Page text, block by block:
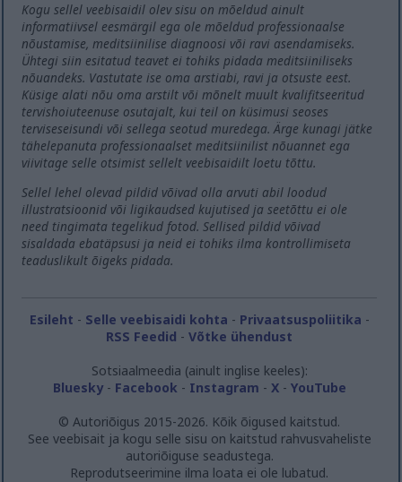
Kogu sellel veebisaidil olev sisu on mõeldud ainult
informatiivsel eesmärgil ega ole mõeldud professionaalse
nõustamise, meditsiinilise diagnoosi või ravi asendamiseks.
Ühtegi siin esitatud teavet ei tohiks pidada meditsiiniliseks
nõuandeks. Vastutate ise oma arstiabi, ravi ja otsuste eest.
Küsige alati nõu oma arstilt või mõnelt muult kvalifitseeritud
tervishoiuteenuse osutajalt, kui teil on küsimusi seoses
terviseseisundi või sellega seotud muredega. Ärge kunagi jätke
tähelepanuta professionaalset meditsiinilist nõuannet ega
viivitage selle otsimist sellelt veebisaidilt loetu tõttu.
Sellel lehel olevad pildid võivad olla arvuti abil loodud
illustratsioonid või ligikaudsed kujutised ja seetõttu ei ole
need tingimata tegelikud fotod. Sellised pildid võivad
sisaldada ebatäpsusi ja neid ei tohiks ilma kontrollimiseta
teaduslikult õigeks pidada.
Esileht - Selle veebisaidi kohta - Privaatsuspoliitika -
RSS Feedid -Võtke ühendust
Sotsiaalmeedia (ainult inglise keeles):
Bluesky- Facebook - Instagram - X- YouTube
© Autoriõigus 2015-2026. Kõik õigused kaitstud.
See veebisait ja kogu selle sisu on kaitstud rahvusvaheliste
autoriõiguse seadustega.
Reprodutseerimine ilma loata ei ole lubatud.